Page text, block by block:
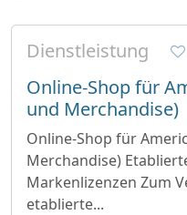
Dienstleistung
Online-Shop für
und Merchandise)
Online-Shop für
Merchandise)
Markenlizenzen Zum
etablierte...